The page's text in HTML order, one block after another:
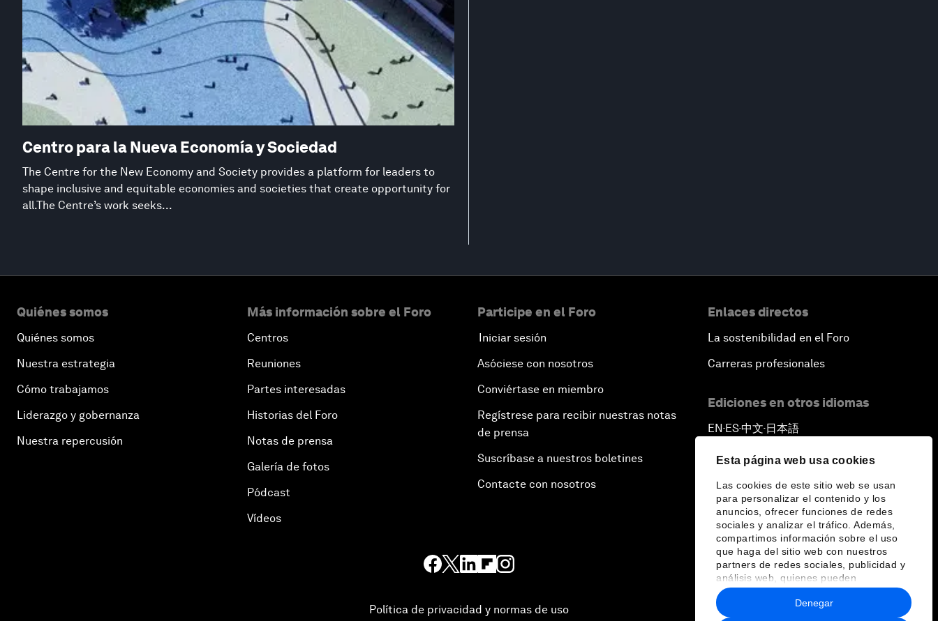
Esta página web usa cookies
Las cookies de este sitio web se usan
para personalizar el contenido y los
anuncios, ofrecer funciones de redes
sociales y analizar el tráfico. Además,
compartimos información sobre el uso
que haga del sitio web con nuestros
partners de redes sociales, publicidad y
análisis web, quienes pueden
combinarla con otra información que les
haya proporcionado o que hayan
recopilado a partir del uso que haya
Denegar
Centro para la Nueva Economía y Sociedad
The Centre for the New Economy and Society provides a platform for leaders to
shape inclusive and equitable economies and societies that create opportunity for
all.The Centre’s work seeks...
Quiénes somos
Quiénes somos
Nuestra estrategia
Cómo trabajamos
Liderazgo y gobernanza
Nuestra repercusión
Más información sobre el Foro
Centros
Reuniones
Partes interesadas
Historias del Foro
Notas de prensa
Galería de fotos
Pódcast
Vídeos
Participe en el Foro
Iniciar sesión
Asóciese con nosotros
Conviértase en miembro
Regístrese para recibir nuestras notas
de prensa
Suscríbase a nuestros boletines
Contacte con nosotros
Enlaces directos
La sostenibilidad en el Foro
Carreras profesionales
Ediciones en otros idiomas
EN ▪ES▪中文▪ 日本語
Política de privacidad y normas de uso